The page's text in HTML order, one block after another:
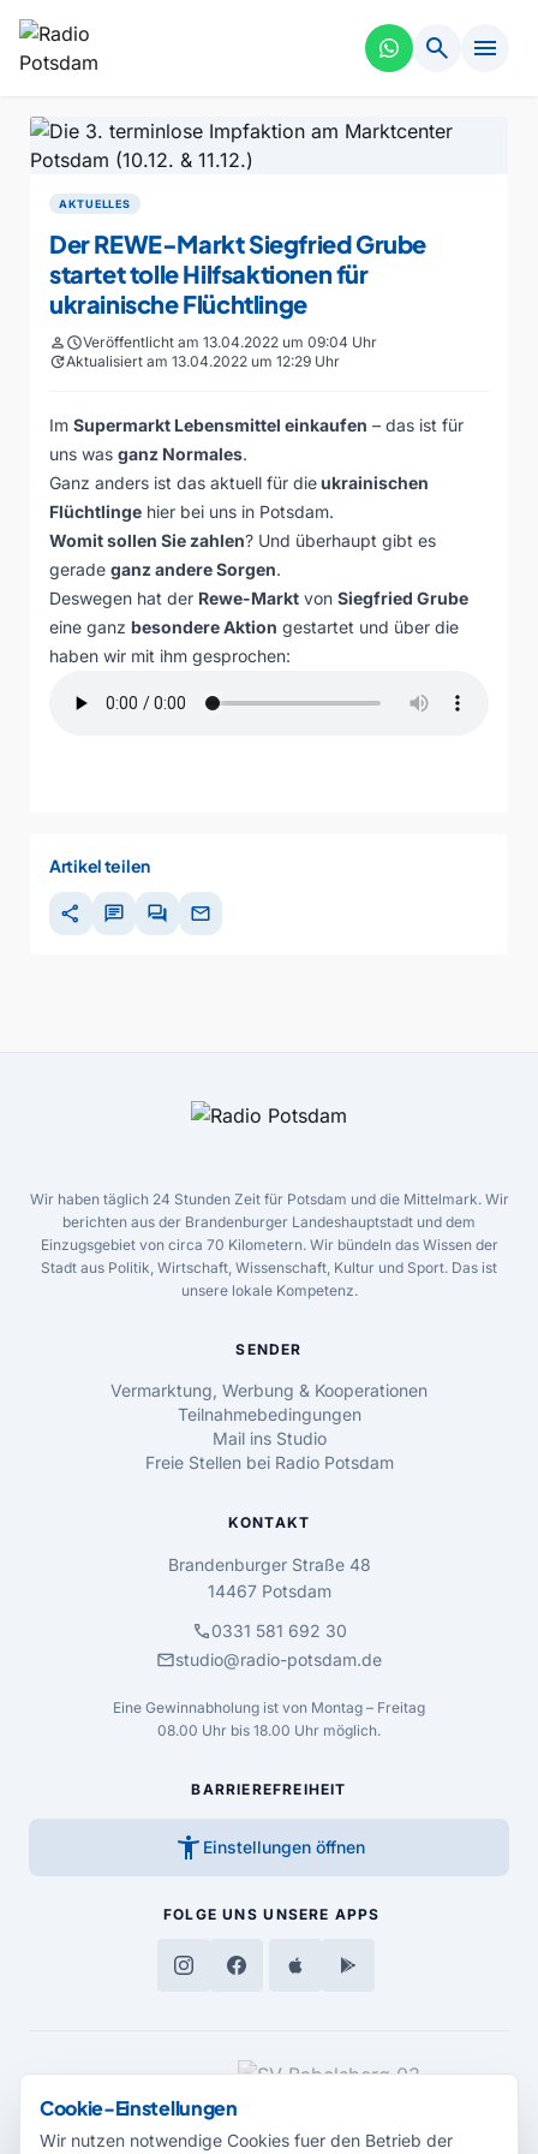
search menu
AKTUELLES
Der REWE-Markt Siegfried Grube
startet tolle Hilfsaktionen für
ukrainische Flüchtlinge
personscheduleVeröffentlicht am 13.04.2022 um 09:04 Uhr
updateAktualisiert am 13.04.2022 um 12:29 Uhr
Im Supermarkt Lebensmittel einkaufen – das ist für
uns was ganz Normales.
Ganz anders ist das aktuell für dieukrainischen
Flüchtlinge hier bei uns in Potsdam.
Womit sollen Sie zahlen? Und überhaupt gibt es
gerade ganz andere Sorgen.
Deswegen hat der Rewe-Markt von Siegfried Grube
eine ganz besondere Aktion gestartet und über die
haben wir mit ihm gesprochen:
Artikel teilen
share chat forum mail
Wir haben täglich 24 Stunden Zeit für Potsdam und die Mittelmark. Wir
berichten aus der Brandenburger Landeshauptstadt und dem
Einzugsgebiet von circa 70 Kilometern. Wir bündeln das Wissen der
Stadt aus Politik, Wirtschaft, Wissenschaft, Kultur und Sport. Das ist
unsere lokale Kompetenz.
SENDER
Vermarktung, Werbung & Kooperationen
Teilnahmebedingungen
Mail ins Studio
Freie Stellen bei Radio Potsdam
KONTAKT
Brandenburger Straße 48
14467 Potsdam
call0331 581 692 30
mailstudio@radio-potsdam.de
Eine Gewinnabholung ist von Montag – Freitag
08.00 Uhr bis 18.00 Uhr möglich.
BARRIEREFREIHEIT
accessibility_new Einstellungen öffnen
FOLGE UNS UNSERE APPS
MEDIENPARTNER
Cookie-Einstellungen
Wir nutzen notwendige Cookies fuer den Betrieb der